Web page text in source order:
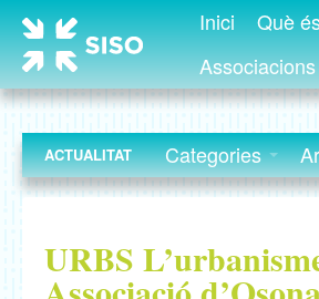
Inici Què
Associacions
ACTUALITAT Categories
URBS